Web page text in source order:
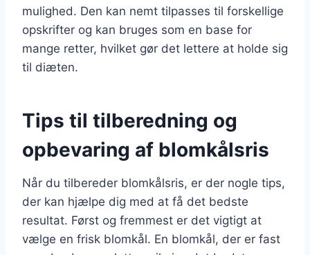
mulighed. Den kan nemt tilpasses til forskellige
opskrifter og kan bruges som en base for
mange retter, hvilket gør det lettere at holde sig
til diæten.
Tips til tilberedning og
opbevaring af blomkålsris
Når du tilbereder blomkålsris, er der nogle tips,
der kan hjælpe dig med at få det bedste
resultat. Først og fremmest er det vigtigt at
vælge en frisk blomkål. En blomkål, der er fast